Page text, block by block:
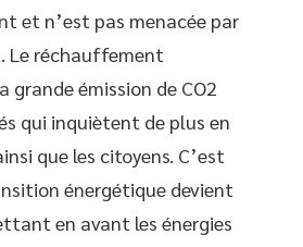
et n’est pas menacée par
Le réchauffement
grande émission de CO2
qui inquiètent de plus en
que les citoyens. C’est
énergétique devient
en avant les énergies